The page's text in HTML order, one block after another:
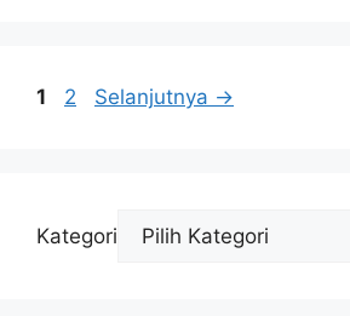
Halaman
1 Halaman
2 Selanjutnya →
Kategori